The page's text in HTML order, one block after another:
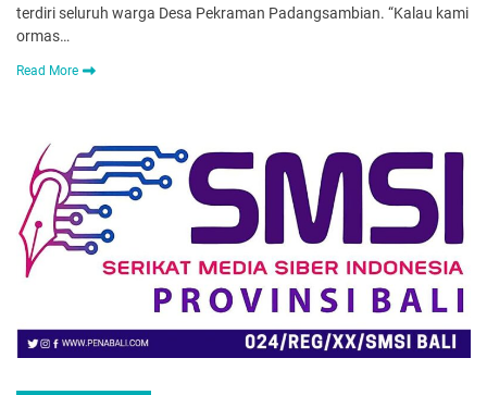
terdiri seluruh warga Desa Pekraman Padangsambian. “Kalau kami
ormas…
Read More